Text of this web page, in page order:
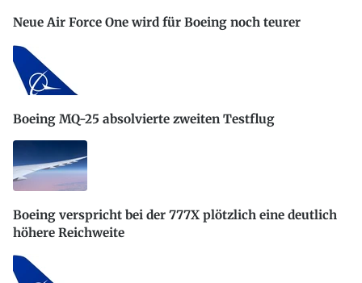
Neue Air Force One wird für Boeing noch teurer
Boeing MQ-25 absolvierte zweiten Testflug
Boeing verspricht bei der 777X plötzlich eine deutlich
höhere Reichweite